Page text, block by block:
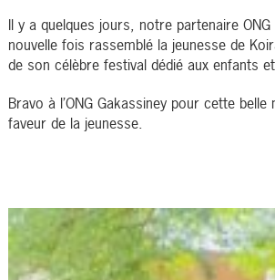
Il y a quelques jours, notre partenaire
nouvelle fois rassemblé la jeunesse de
de son célèbre festival dédié aux enfants
Bravo à l’ONG Gakassiney pour cette belle
faveur de la jeunesse.